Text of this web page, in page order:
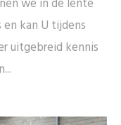
we in de lente
kan U tijdens
uitgebreid kennis